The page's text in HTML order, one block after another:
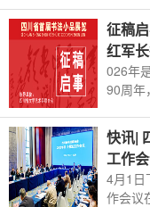
征稿
红军
026年
90周年
快讯|
工作
4月1日
作会议